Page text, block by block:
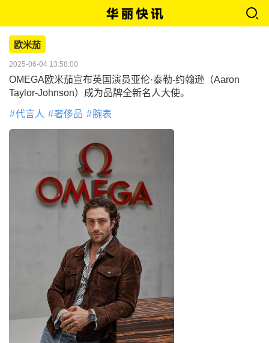
欧米茄
2025-06-04 13:58:00
OMEGA欧米茄宣布英国演员亚伦·泰勒-约翰逊（Aaron
Taylor-Johnson）成为品牌全新名人大使。
代言人 奢侈品 腕表